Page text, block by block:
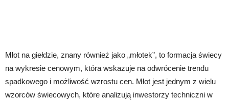
Młot na giełdzie, znany również jako „młotek”, to formacja świecy
na wykresie cenowym, która wskazuje na odwrócenie trendu
spadkowego i możliwość wzrostu cen. Młot jest jednym z wielu
wzorców świecowych, które analizują inwestorzy techniczni w